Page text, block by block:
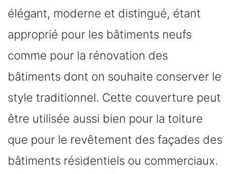
élégant, moderne et distingué, étant
approprié pour les bâtiments neufs
comme pour la rénovation des
bâtiments dont on souhaite conserver le
style traditionnel. Cette couverture peut
être utilisée aussi bien pour la toiture
que pour le revêtement des façades des
bâtiments résidentiels ou commerciaux.